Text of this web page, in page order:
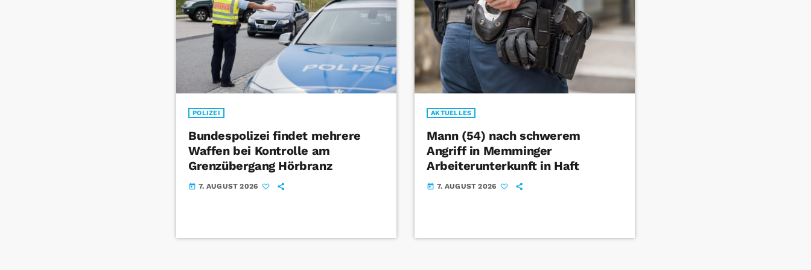
POLIZEI
Bundespolizei findet mehrere
Waffen bei Kontrolle am
Grenzübergang Hörbranz
today 7. AUGUST 2026
AKTUELLES
Mann (54) nach schwerem
Angriff in Memminger
Arbeiterunterkunft in Haft
today 7. AUGUST 2026